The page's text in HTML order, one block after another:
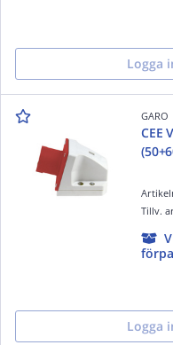
Logga
GARO
CEE
Tillv.
Logga